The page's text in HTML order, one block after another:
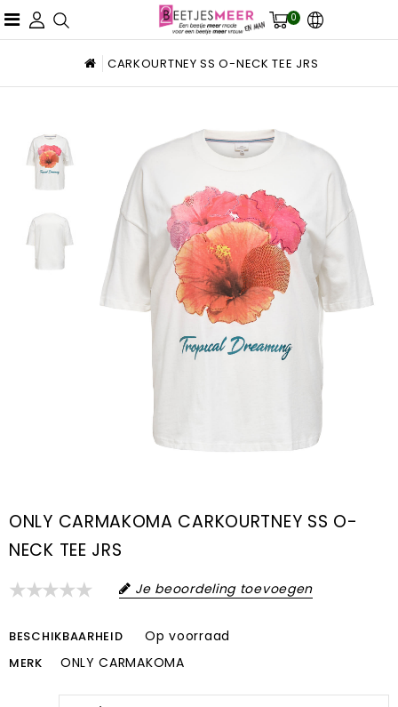
0
CARKOURTNEY SS O-NECK TEE JRS
ONLY CARMAKOMA CARKOURTNEY SS O-
NECK TEE JRS
Je beoordeling toevoegen
BESCHIKBAARHEID Op voorraad
MERK ONLY CARMAKOMA